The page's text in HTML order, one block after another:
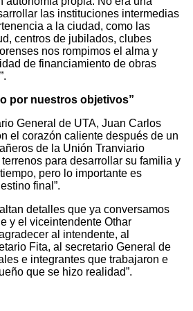
las instituciones intermedias
a la ciudad, como las
centros de jubilados, clubes
nos rompimos el alma y
de financiamiento de obras
por nuestros objetivos”
General de UTA, Juan Carlos
el corazón caliente después de un
de la Unión Tranviario
para desarrollar su familia y
pero lo importante es
final”.
detalles que ya conversamos
y el viceintendente Othar
al intendente, al
Fita, al secretario General de
e integrantes que trabajaron e
que se hizo realidad”.